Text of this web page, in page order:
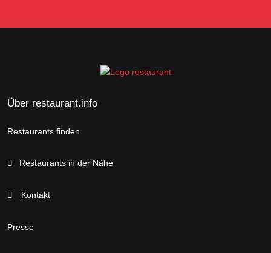
Über restaurant.info
Restaurants finden
Restaurants in der Nähe
Kontakt
Presse